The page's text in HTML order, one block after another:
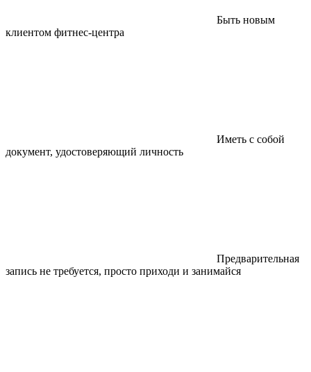
Быть новым
клиентом фитнес-центра
Иметь с собой
документ, удостоверяющий личность
Предварительная
запись не требуется, просто приходи и занимайся